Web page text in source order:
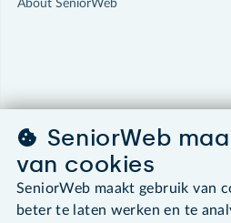
About SeniorWeb
SeniorWeb
van cookies
SeniorWeb maakt gebruik van
beter te laten werken en te